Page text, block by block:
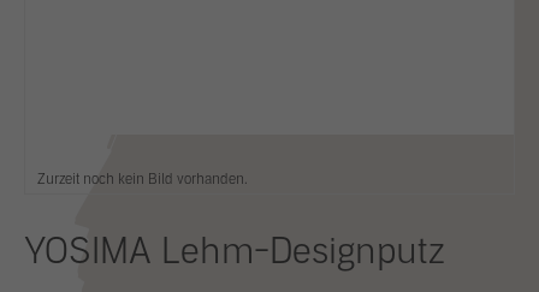
Zurzeit noch kein Bild vorhanden.
YOSIMA Lehm-Designputz